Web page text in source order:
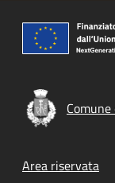
Footer
Area riservata